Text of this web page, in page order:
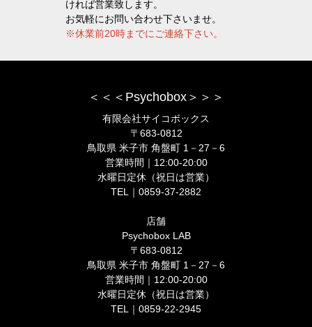
ければ営業致します。
お気軽にお問い合わせ下さいませ。
※休業前20時までにご連絡下さい。
＜＜＜Psychobox＞＞＞
有限会社サイコボックス
〒683-0812
鳥取県 米子市 角盤町 1－27－6
営業時間｜12:00-20:00
水曜日定休（祝日は営業）
TEL｜0859-37-2882
店舗
Psychobox LAB
〒683-0812
鳥取県 米子市 角盤町 1－27－6
営業時間｜12:00-20:00
水曜日定休（祝日は営業）
TEL｜0859-22-2945